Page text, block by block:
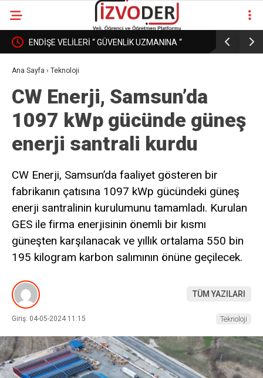
ENDİŞE VELİLERİ “ GÜVENLİK UZMANINA “
DÖNÜŞÜRKEN
EĞİTİM
Ana Sayfa › Teknoloji
CW Enerji, Samsun’da
1097 kWp gücünde güneş
enerji santrali kurdu
CW Enerji, Samsun’da faaliyet gösteren bir
fabrikanın çatısına 1097 kWp gücündeki güneş
enerji santralinin kurulumunu tamamladı. Kurulan
GES ile firma enerjisinin önemli bir kısmı
güneşten karşılanacak ve yıllık ortalama 550 bin
195 kilogram karbon salımının önüne geçilecek.
TÜM YAZILARI
Giriş: 04-05-2024 11:15 Teknoloji